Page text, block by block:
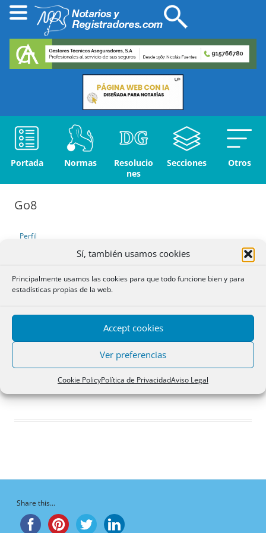
Sí, también usamos cookies
Principalmente usamos las cookies para que todo funcione bien y para
estadísticas propias de la web.
Accept cookies
Ver preferencias
Cookie PolicyPolítica de PrivacidadAviso Legal
Portada Normas
Resolucio
nes
Secciones Otros
Go8
Perfil
Debates iniciados
Respuestas creadas
Participaciones
Favoritos
iniciados
¡Vaya, no hay debates aquí!
Share this...